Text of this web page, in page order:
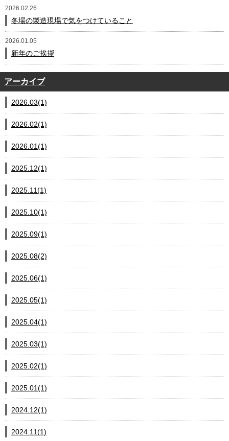
2026.02.26
冬場の製造現場で気をつけていること
2026.01.05
新年のご挨拶
アーカイブ
2026.03(1)
2026.02(1)
2026.01(1)
2025.12(1)
2025.11(1)
2025.10(1)
2025.09(1)
2025.08(2)
2025.06(1)
2025.05(1)
2025.04(1)
2025.03(1)
2025.02(1)
2025.01(1)
2024.12(1)
2024.11(1)